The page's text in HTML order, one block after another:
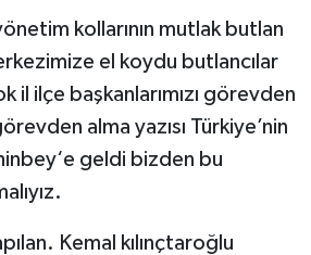
kollarının mutlak butlan
el koydu butlancılar
il ilçe başkanlarımızı görevden
alma yazısı Türkiye’nin
geldi bizden bu
Kemal kılınçtaroğlu